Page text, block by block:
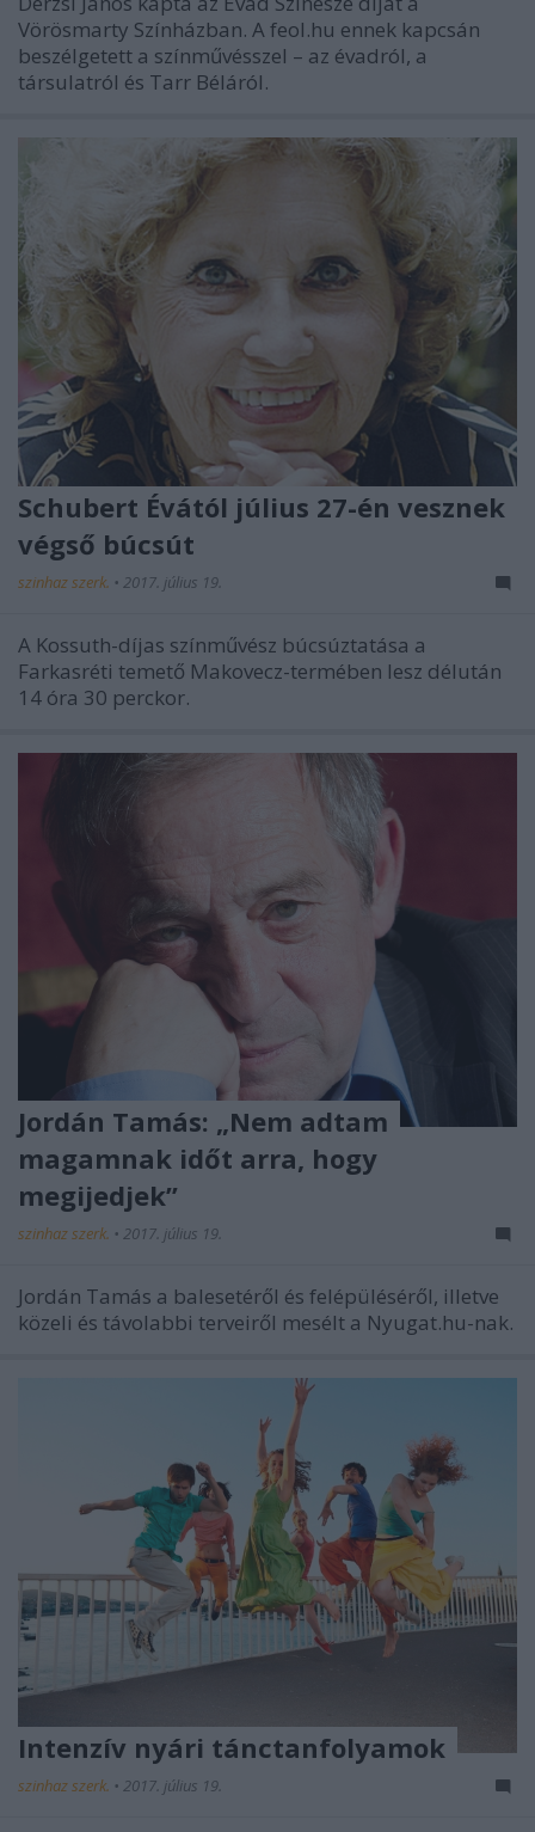
Vörösmarty Színházban. A feol.hu ennek kapcsán
beszélgetett a színművésszel – az évadról, a
társulatról és Tarr Béláról.
Schubert Évától július 27-én vesznek
végső búcsút
szinhaz szerk. • 2017. július 19.
A Kossuth-díjas színművész búcsúztatása a
Farkasréti temető Makovecz-termében lesz délután
14 óra 30 perckor.
Jordán Tamás: „Nem adtam
magamnak időt arra, hogy
megijedjek”
szinhaz szerk. • 2017. július 19.
Jordán Tamás a balesetéről és felépüléséről, illetve
közeli és távolabbi terveiről mesélt a Nyugat.hu-nak.
Intenzív nyári tánctanfolyamok
szinhaz szerk. • 2017. július 19.